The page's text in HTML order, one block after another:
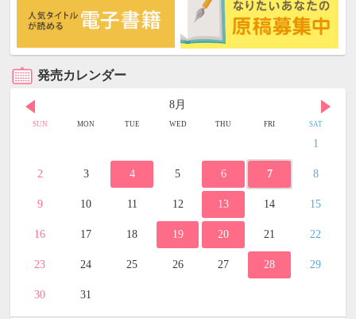
発売カレンダー
8月
SUN MON TUE WED THU FRI SAT
1
2 3 4 5 6 7 8
9 10 11 12 13 14 15
16 17 18 19 20 21 22
23 24 25 26 27 28 29
30 31